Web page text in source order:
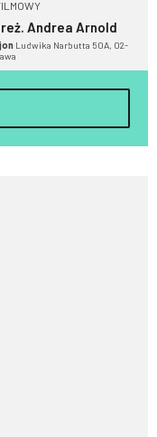
reż. Andrea Arnold
Ludwika Narbutta 50A, 02-